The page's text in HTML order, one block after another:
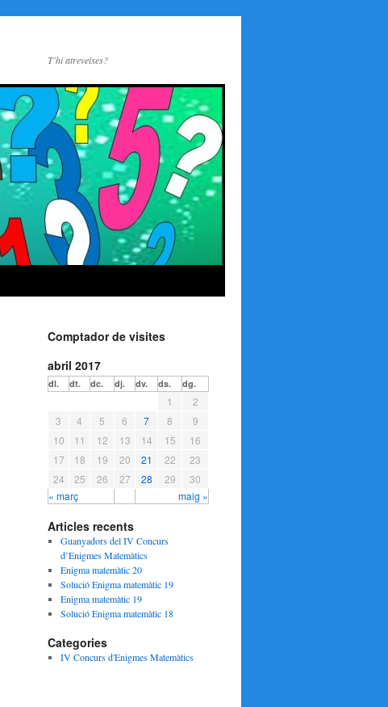
T'hi atreveixes?
Comptador de visites
abril 2017
dl. dt. dc. dj. dv. ds. dg.
« març maig »
1
2
3
4 5 6 7 8
9
10
11 12 13 14 15
16
17
18 19 20 21 22
23
24
25 26 27 28 29 30
Articles recents
Guanyadors del IV Concurs
d’Enigmes Matemàtics
Enigma matemàtic 20
Solució Enigma matemàtic 19
Enigma matemàtic 19
Solució Enigma matemàtic 18
Categories
IV Concurs d'Enigmes Matemàtics